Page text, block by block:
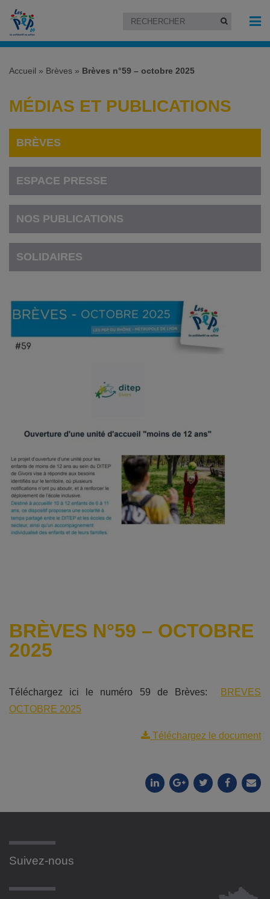
Accueil » Brèves » Brèves n°59 – octobre 2025
MÉDIAS ET PUBLICATIONS
BRÈVES
ESPACE PRESSE
NOS PUBLICATIONS
SOLIDAIRES
BRÈVES N°59 – OCTOBRE
2025
Téléchargez ici le numéro 59 de Brèves:
BREVES
OCTOBRE 2025
Téléchargez le document
Suivez-nous